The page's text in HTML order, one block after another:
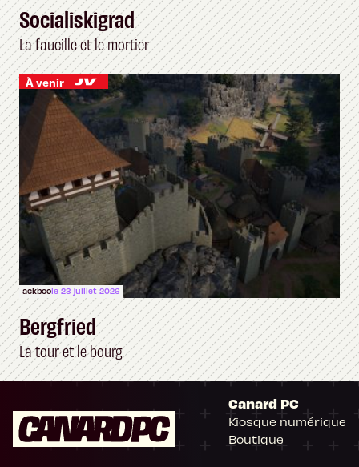
Socialiskigrad
La faucille et le mortier
À venir
ackboole 23 juillet 2026
Bergfried
La tour et le bourg
Canard PC
Kiosque numérique
Boutique